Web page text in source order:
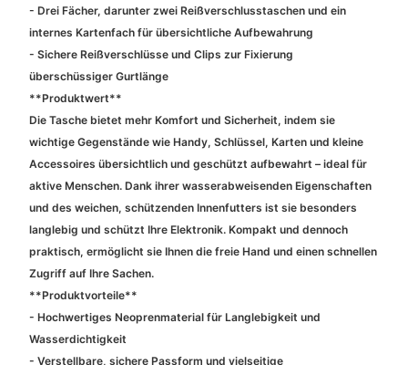
- Drei Fächer, darunter zwei Reißverschlusstaschen und ein
internes Kartenfach für übersichtliche Aufbewahrung
- Sichere Reißverschlüsse und Clips zur Fixierung
überschüssiger Gurtlänge
**Produktwert**
Die Tasche bietet mehr Komfort und Sicherheit, indem sie
wichtige Gegenstände wie Handy, Schlüssel, Karten und kleine
Accessoires übersichtlich und geschützt aufbewahrt – ideal für
aktive Menschen. Dank ihrer wasserabweisenden Eigenschaften
und des weichen, schützenden Innenfutters ist sie besonders
langlebig und schützt Ihre Elektronik. Kompakt und dennoch
praktisch, ermöglicht sie Ihnen die freie Hand und einen schnellen
Zugriff auf Ihre Sachen.
**Produktvorteile**
- Hochwertiges Neoprenmaterial für Langlebigkeit und
Wasserdichtigkeit
- Verstellbare, sichere Passform und vielseitige